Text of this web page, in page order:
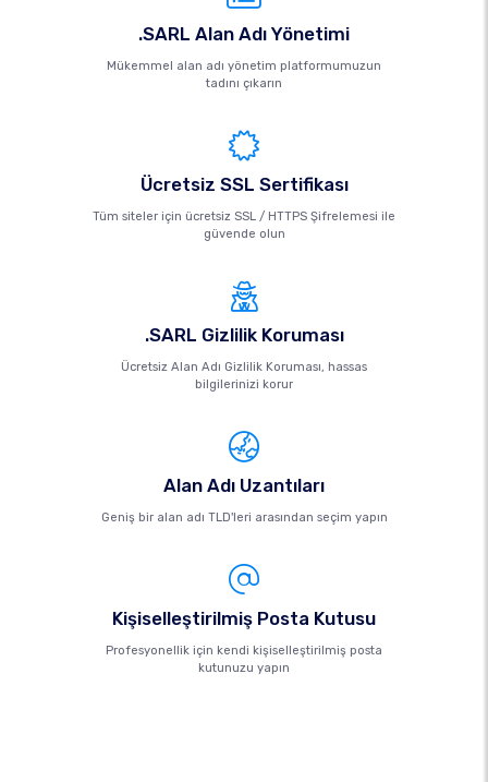
.SARL Alan Adı Yönetimi
Mükemmel alan adı yönetim platformumuzun
tadını çıkarın
Ücretsiz SSL Sertifikası
Tüm siteler için ücretsiz SSL / HTTPS Şifrelemesi ile
güvende olun
.SARL Gizlilik Koruması
Ücretsiz Alan Adı Gizlilik Koruması, hassas
bilgilerinizi korur
Alan Adı Uzantıları
Geniş bir alan adı TLD'leri arasından seçim yapın
Kişiselleştirilmiş Posta Kutusu
Profesyonellik için kendi kişiselleştirilmiş posta
kutunuzu yapın